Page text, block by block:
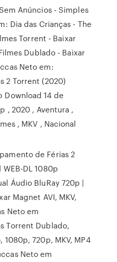
Anúncios - Simples
Dia das Crianças - The
Torrent - Baixar
Dublado - Baixar
Neto em:
2 Torrent (2020)
Download 14 de
, 2020 , Aventura ,
, MKV , Nacional
de Férias 2
DL 1080p
Áudio BluRay 720p |
Magnet AVI, MKV,
Neto em
Torrent Dublado,
720p, MKV, MP4
Neto em